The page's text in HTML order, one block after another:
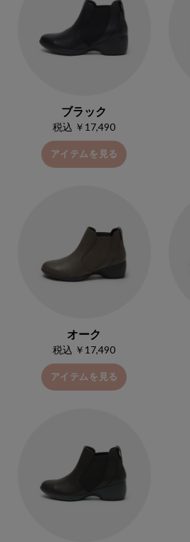
ブラック
税込 ￥17,490
アイテムを見る
オーク
税込 ￥17,490
アイテムを見る